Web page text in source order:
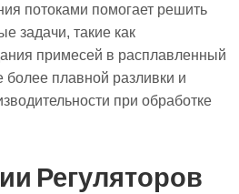
потоками помогает решить
задачи, такие как
примесей в расплавленный
плавной разливки и
при обработке
Регуляторов